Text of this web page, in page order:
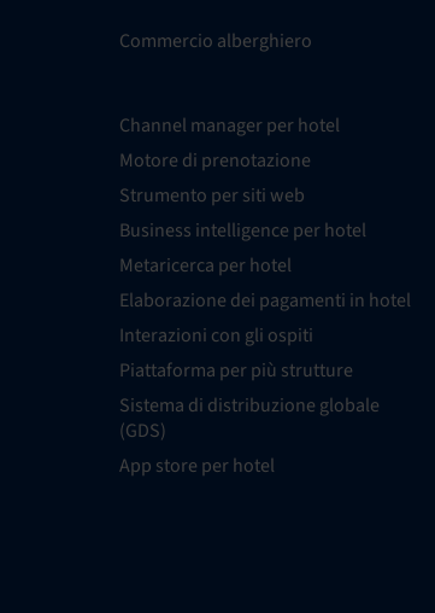
Commercio alberghiero
Channel manager per hotel
Motore di prenotazione
Strumento per siti web
Business intelligence per hotel
Metaricerca per hotel
Elaborazione dei pagamenti in hotel
Interazioni con gli ospiti
Piattaforma per più strutture
Sistema di distribuzione globale
(GDS)
App store per hotel